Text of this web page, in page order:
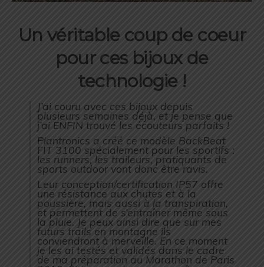
Un véritable coup de coeur
pour ces bijoux de
technologie !
J’ai couru avec ces bijoux depuis
plusieurs semaines déjà, et je pense que
j’ai ENFIN trouvé les écouteurs parfaits !
Plantronics a créé ce modèle BackBeat
FIT 3100 spécialement pour les sportifs :
les runners, les traileurs, pratiquants de
sports outdoor vont donc être ravis.
Leur conception/certification IP57 offre
une résistance aux chutes et à la
poussière, mais aussi à la transpiration,
et permettent de s’entraîner même sous
la pluie. Je peux ainsi dire que sur mes
futurs trails en montagne ils
conviendront à merveille. En ce moment
je les ai testés et validés dans le cadre
de ma préparation au Marathon de Paris